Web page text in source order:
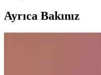
Ayrıca Bakınız